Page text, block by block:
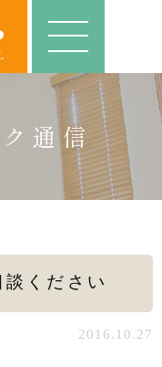
通信
ください
2016.10.27